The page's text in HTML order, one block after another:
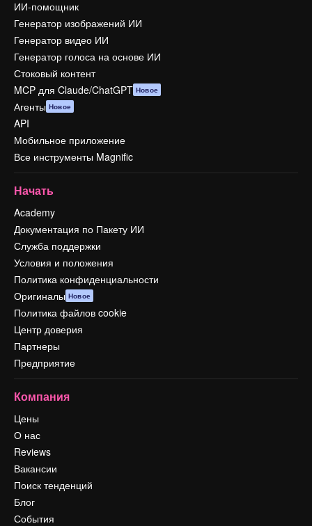
ИИ-помощник
Генератор изображений ИИ
Генератор видео ИИ
Генератор голоса на основе ИИ
Стоковый контент
MCP для Claude/ChatGPT Новое
Агенты Новое
API
Мобильное приложение
Все инструменты Magnific
Начать
Academy
Документация по Пакету ИИ
Служба поддержки
Условия и положения
Политика конфиденциальности
Оригиналы Новое
Политика файлов cookie
Центр доверия
Партнеры
Предприятие
Компания
Цены
О нас
Reviews
Вакансии
Поиск тенденций
Блог
События